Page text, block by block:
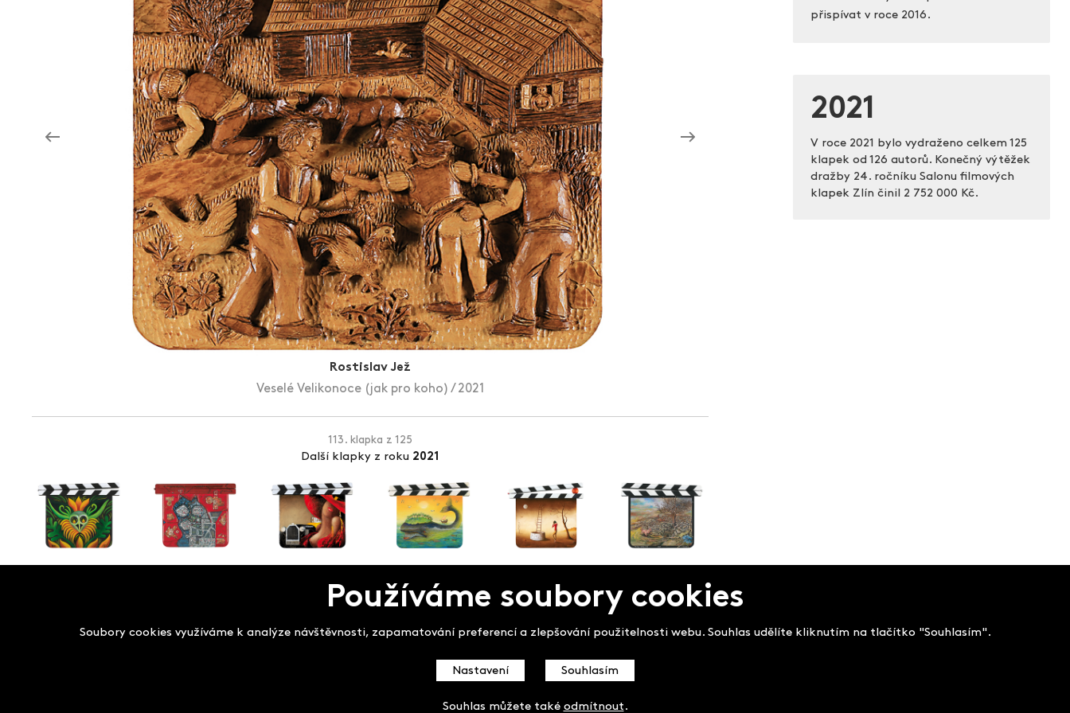
Aukce filmových klapek
Zlín Film Festival
Rostislav Jež
Veselé Velikonoce (jak pro koho) / 2021
113. klapka z 125
Další klapky z roku 2021
přispívat v roce 2016.
2021
V roce 2021 bylo vydraženo celkem 125
klapek od 126 autorů. Konečný výtěžek
dražby 24. ročníku Salonu filmových
klapek Zlín činil 2 752 000 Kč.
Salon filmových klapekPoužíváme soubory cookies
Soubory cookies využíváme k analýze návštěvnosti, zapamatování preferencí a zlepšování použitelnosti webu. Souhlas udělíte kliknutím na tlačítko "Souhlasím".
Nastavení Souhlasím
Souhlas můžete také odmítnout .